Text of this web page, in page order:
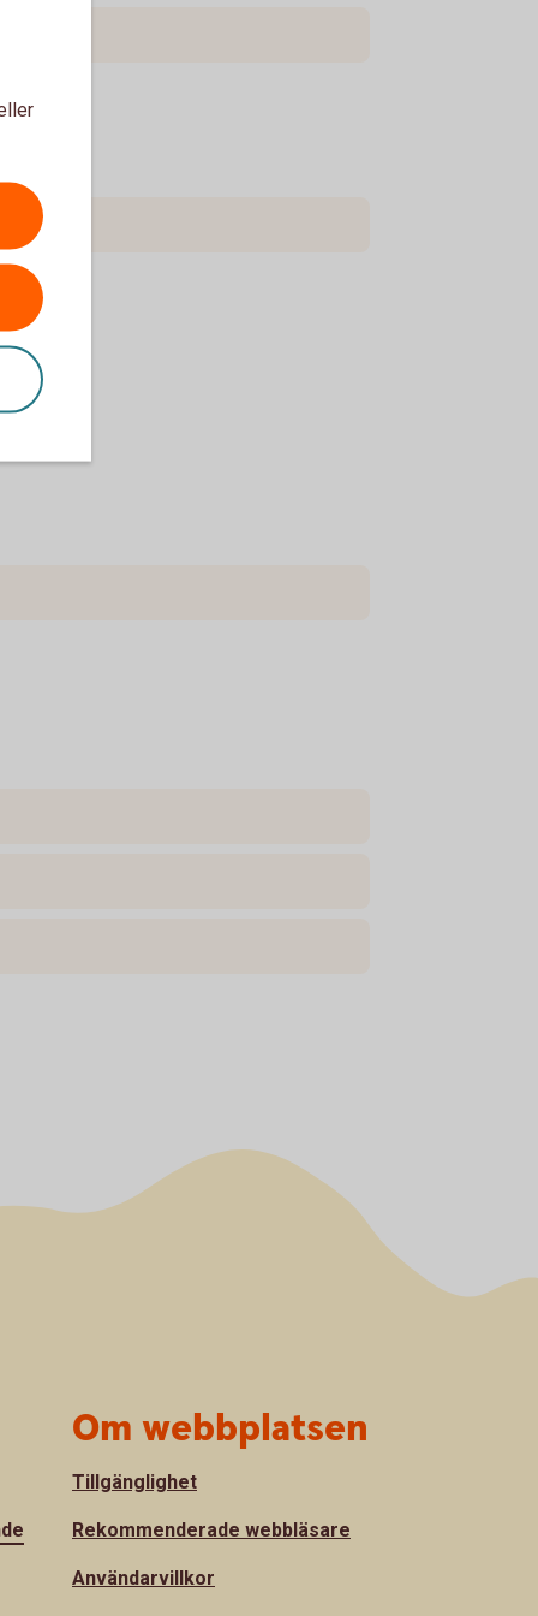
Om webbplatsen
Tillgänglighet
Rekommenderade webbläsare
Användarvillkor